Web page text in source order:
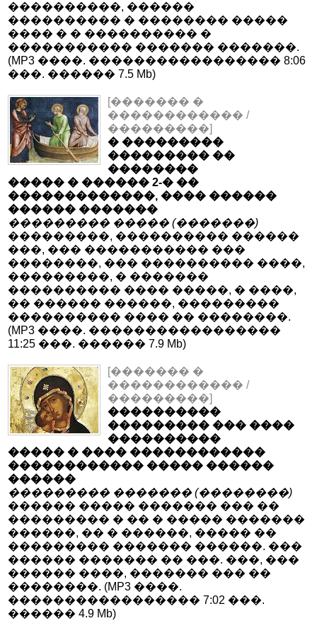
����������, ������
���������� � �������� �����
���� � � ���������� �
����������� ������� �������.
(MP3 ����. ����������������� 8:06
���. ������ 7.5 Mb)
[������� �
������������ /
���������]
� ���������
��������� ��
��������
����� � ������ 2-� ��
�������������, ���� ������
������ �������
��������� ����� (�������)
���������, ���������� ������
���, ��� ����������� ���
��������, ��� ���������� ����,
���������, � �������
���������� ���� �����, � ����,
�� ������ ������, ���������
���������� ���� �� ��������.
(MP3 ����. �����������������
11:25 ���. ������ 7.9 Mb)
[������� �
������������ /
���������]
����������
��������� ��� ����
����������
����� � ���� ������������
������������ ����� ������
������
��������� ������� (��������)
������ ����� ������� ��� ��
��������� � �� � ����� �������
������, �� � ������, ����� ��
��������� ������� ������. ���
������ ������� �� ���. ���, ���
������ ����, ������� ��� ��
��������. (MP3 ����.
����������������� 7:02 ���.
������ 4.9 Mb)